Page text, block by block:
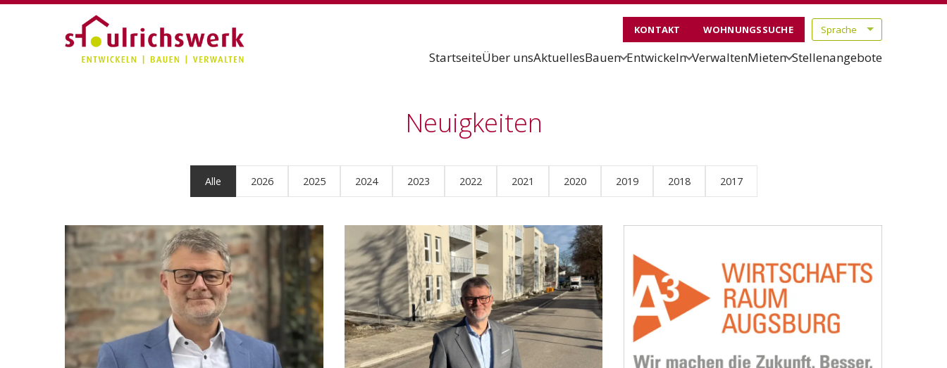
KONTAKT WOHNUNGSSUCHE
StartseiteÜber unsAktuellesBauen Entwickeln VerwaltenMieten Stellenangebote
Neuigkeiten
Alle 2026 2025 2024 2023 2022 2021 2020 2019 2018 2017